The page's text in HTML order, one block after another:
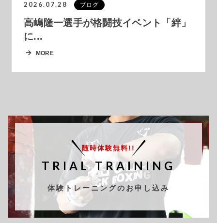
2026.07.28 ブログ
高嶋隆一選手が格闘技イベント「絆」
に...
MORE
随時体験無料!!
TRIAL TRAINING
体験トレーニングのお申し込み